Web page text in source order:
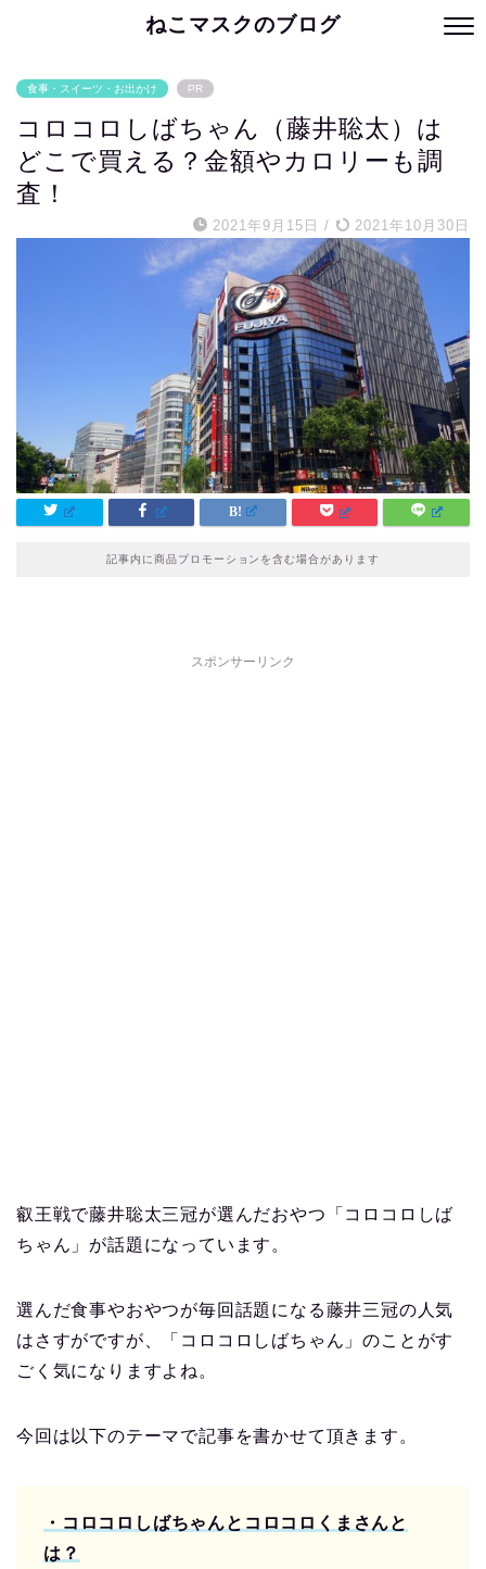
ねこマスクのブログ
食事・スイーツ・お出かけ PR
コロコロしばちゃん（藤井聡太）は
どこで買える？金額やカロリーも調
査！
2021年9月15日 / 2021年10月30日
記事内に商品プロモーションを含む場合があります
スポンサーリンク
叡王戦で藤井聡太三冠が選んだおやつ「コロコロしば
ちゃん」が話題になっています。
選んだ食事やおやつが毎回話題になる藤井三冠の人気
はさすがですが、「コロコロしばちゃん」のことがす
ごく気になりますよね。
今回は以下のテーマで記事を書かせて頂きます。
・コロコロしばちゃんとコロコロくまさんと
は？